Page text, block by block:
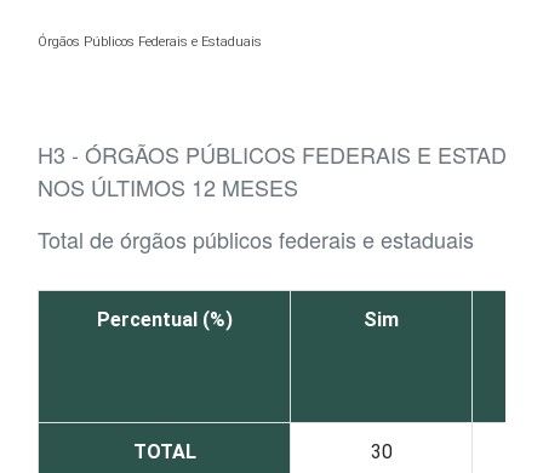
Órgãos Públicos Federais e Estaduais
H3 - ÓRGÃOS PÚBLICOS FEDERAIS E
NOS ÚLTIMOS 12 MESES
Total de órgãos públicos federais e estaduais
Percentual (%) Sim
TOTAL 30